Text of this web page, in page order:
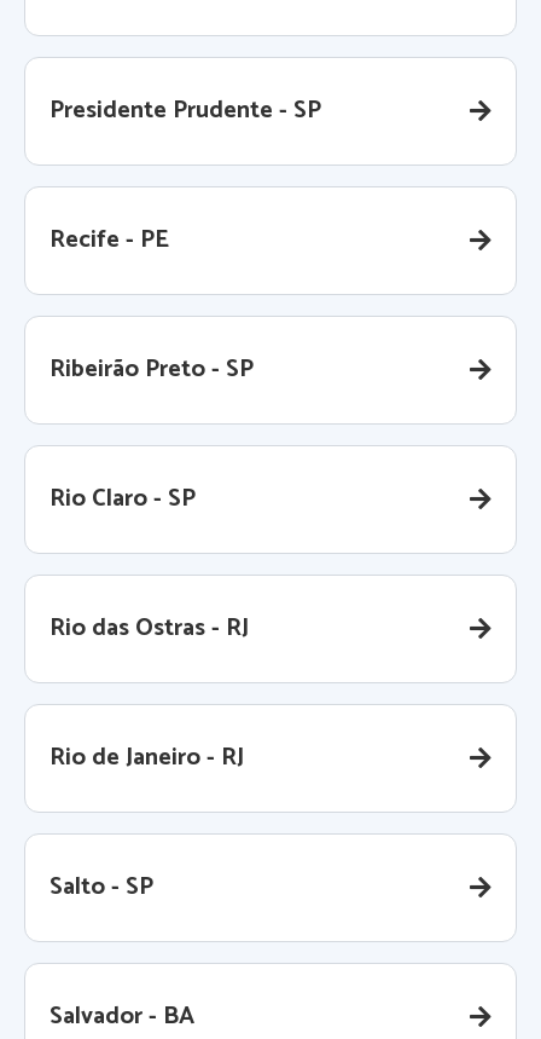
Presidente Prudente - SP
Recife - PE
Ribeirão Preto - SP
Rio Claro - SP
Rio das Ostras - RJ
Rio de Janeiro - RJ
Salto - SP
Salvador - BA